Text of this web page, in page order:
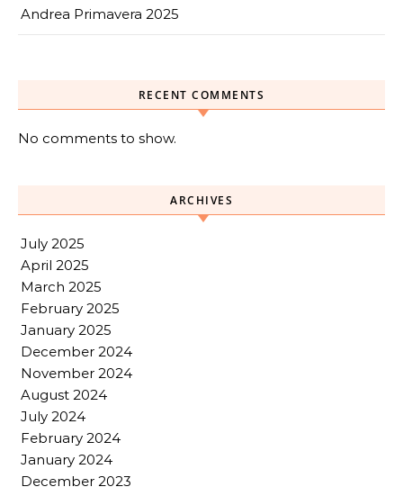
Andrea Primavera 2025
RECENT COMMENTS
No comments to show.
ARCHIVES
July 2025
April 2025
March 2025
February 2025
January 2025
December 2024
November 2024
August 2024
July 2024
February 2024
January 2024
December 2023